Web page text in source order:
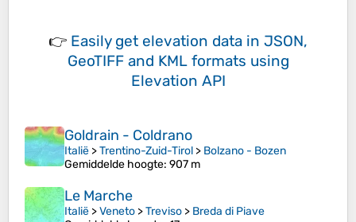
👉 Easily get elevation data in JSON,
GeoTIFF and KML formats using
Elevation API
Goldrain - Coldrano
Italië >Trentino-Zuid-Tirol > Bolzano - Bozen
Gemiddelde hoogte: 907 m
Le Marche
Italië >Veneto >Treviso > Breda di Piave